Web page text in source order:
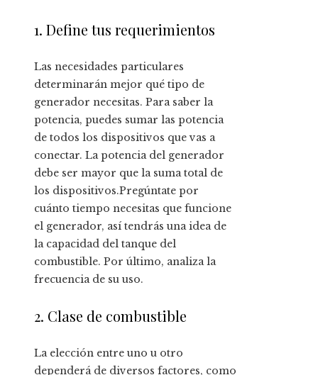
1. Define tus requerimientos
Las necesidades particulares
determinarán mejor qué tipo de
generador necesitas. Para saber la
potencia, puedes sumar las potencia
de todos los dispositivos que vas a
conectar. La potencia del generador
debe ser mayor que la suma total de
los dispositivos.Pregúntate por
cuánto tiempo necesitas que funcione
el generador, así tendrás una idea de
la capacidad del tanque del
combustible. Por último, analiza la
frecuencia de su uso.
2. Clase de combustible
La elección entre uno u otro
dependerá de diversos factores, como